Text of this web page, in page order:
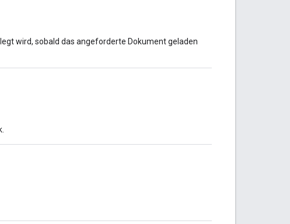
wird, sobald das angeforderte Dokument geladen